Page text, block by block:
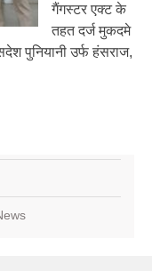
गैंगस्टर एक्ट के
तहत दर्ज मुकदमे
पुनियानी उर्फ हंसराज,